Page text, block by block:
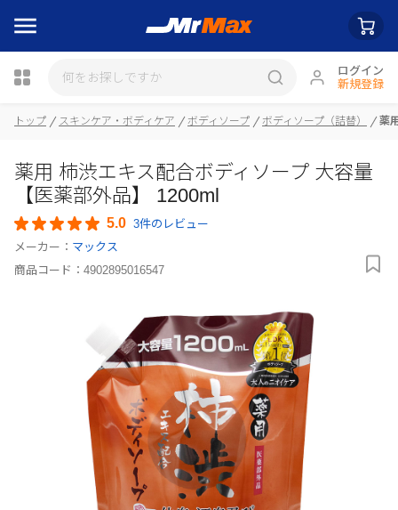
ログイン
新規登録
トップ スキンケア・ボディケア ボディソープ ボディソープ（詰替） 薬
薬用 柿渋エキス配合ボディソープ 大容量
【医薬部外品】 1200ml
5.0 3件のレビュー
メーカー： マックス
商品コード： 4902895016547